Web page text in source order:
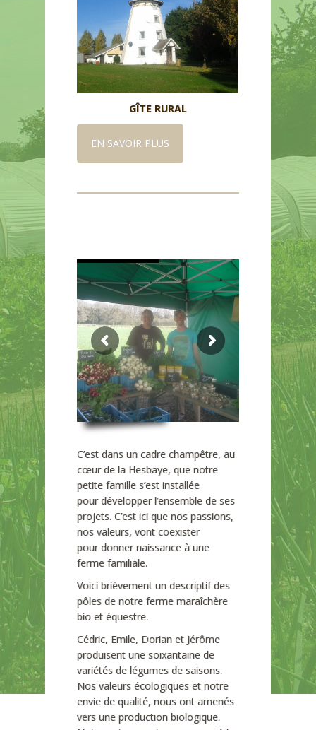
GÎTE RURAL
EN SAVOIR PLUS
C’est dans un cadre champêtre, au
cœur de la Hesbaye, que notre
petite famille s’est installée
pour développer l’ensemble de ses
projets. C’est ici que nos passions,
nos valeurs, vont coexister
pour donner naissance à une
ferme familiale.
Voici brièvement un descriptif des
pôles de notre ferme maraîchère
bio et équestre.
Cédric, Emile, Dorian et Jérôme
produisent une soixantaine de
variétés de légumes de saisons.
Nos valeurs écologiques et notre
envie de qualité, nous ont amenés
vers une production biologique.